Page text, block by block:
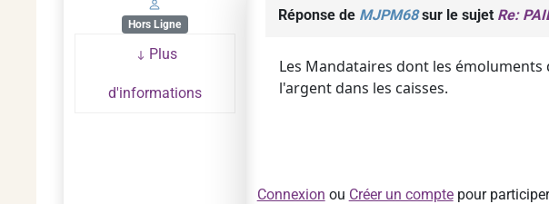
Hors Ligne
Plus
d'informations
Réponse de MJPM68sur le sujet Re:
Les Mandataires dont les
l'argent dans les caisses.
Connexion ou Créer un comptepour